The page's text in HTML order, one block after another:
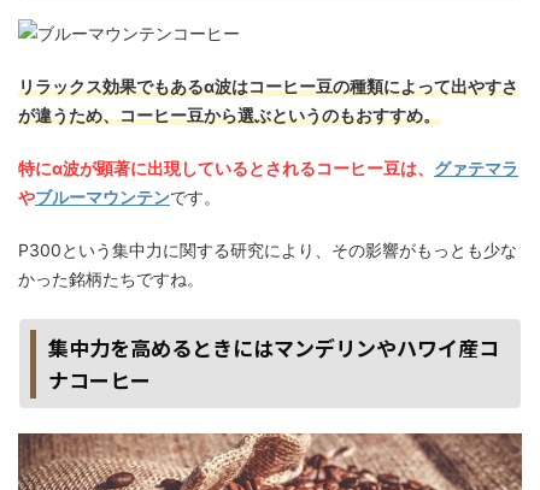
リラックス効果でもあるα波はコーヒー豆の種類によって出やすさ
が違うため、コーヒー豆から選ぶというのもおすすめ。
特にα波が顕著に出現しているとされるコーヒー豆は、 グァテマラ
やブルーマウンテンです。
P300という集中力に関する研究により、その影響がもっとも少な
かった銘柄たちですね。
集中力を高めるときにはマンデリンやハワイ産コ
ナコーヒー